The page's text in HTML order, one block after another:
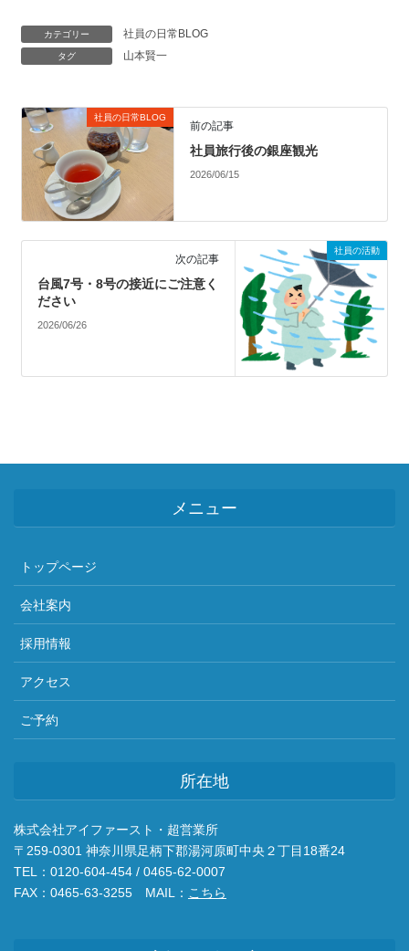
カテゴリー 社員の日常BLOG
タグ 山本賢一
社員の日常BLOG
前の記事
社員旅行後の銀座観光
2026/06/15
社員の活動
次の記事
台風7号・8号の接近にご注意く
ださい
2026/06/26
メニュー
トップページ
会社案内
採用情報
アクセス
ご予約
所在地
株式会社アイファースト・超営業所
〒259-0301 神奈川県足柄下郡湯河原町中央２丁目18番24
TEL：0120-604-454 / 0465-62-0007
FAX：0465-63-3255 MAIL： こちら